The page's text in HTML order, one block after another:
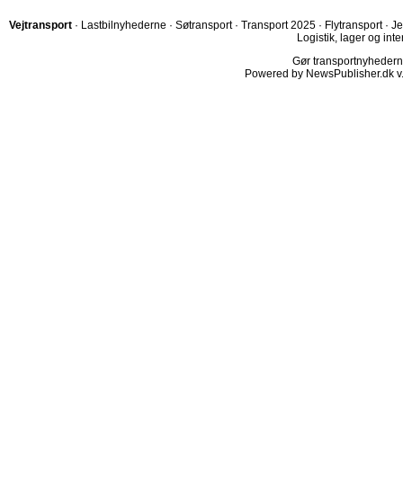
Vejtransport · Lastbilnyhederne · Søtransport · Transport 2025 · Flytransport ·
Logistik, lager og
Gør
Powered by NewsPublisher.dk